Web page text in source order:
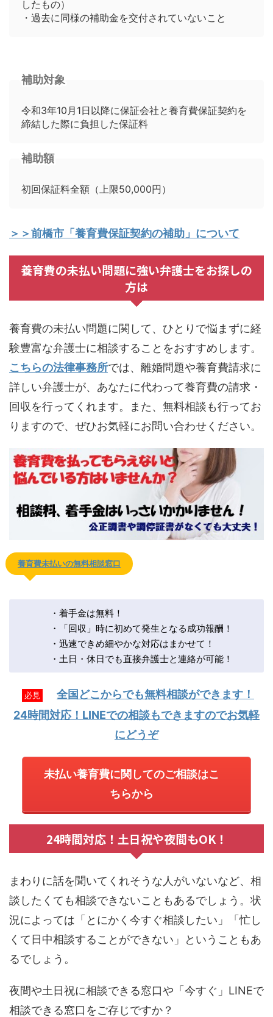
したもの）
・過去に同様の補助金を交付されていないこと
補助対象
令和3年10月1日以降に保証会社と養育費保証契約を
締結した際に負担した保証料
補助額
初回保証料全額（上限50,000円）
＞＞前橋市「養育費保証契約の補助」について
養育費の未払い問題に強い弁護士をお探しの
方は
養育費の未払い問題に関して、ひとりで悩まずに経
験豊富な弁護士に相談することをおすすめします。
こちらの法律事務所では、離婚問題や養育費請求に
詳しい弁護士が、あなたに代わって養育費の請求・
回収を行ってくれます。また、無料相談も行ってお
りますので、ぜひお気軽にお問い合わせください。
養育費未払いの無料相談窓口
・着手金は無料！
・「回収」時に初めて発生となる成功報酬！
・迅速できめ細やかな対応はまかせて！
・土日・休日でも直接弁護士と連絡が可能！
必見
全国どこからでも無料相談ができます！
24時間対応！LINEでの相談もできますのでお気軽
にどうぞ
未払い養育費に関してのご相談はこ
ちらから
24時間対応！土日祝や夜間もOK！
まわりに話を聞いてくれそうな人がいないなど、相
談したくても相談できないこともあるでしょう。状
況によっては「とにかく今すぐ相談したい」「忙し
くて日中相談することができない」ということもあ
るでしょう。
夜間や土日祝に相談できる窓口や「今すぐ」LINEで
相談できる窓口をご存じですか？